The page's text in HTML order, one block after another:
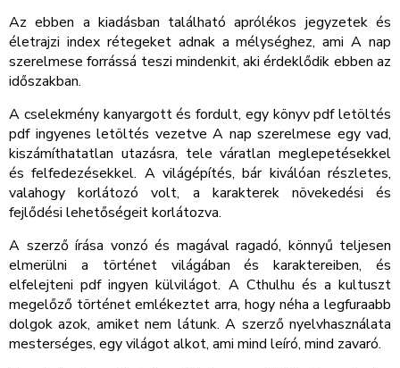
Az ebben a kiadásban található aprólékos jegyzetek és
életrajzi index rétegeket adnak a mélységhez, ami A nap
szerelmese forrássá teszi mindenkit, aki érdeklődik ebben az
időszakban.
A cselekmény kanyargott és fordult, egy könyv pdf letöltés
pdf ingyenes letöltés vezetve A nap szerelmese egy vad,
kiszámíthatatlan utazásra, tele váratlan meglepetésekkel
és felfedezésekkel. A világépítés, bár kiválóan részletes,
valahogy korlátozó volt, a karakterek növekedési és
fejlődési lehetőségeit korlátozva.
A szerző írása vonzó és magával ragadó, könnyű teljesen
elmerülni a történet világában és karaktereiben, és
elfelejteni pdf ingyen külvilágot. A Cthulhu és a kultuszt
megelőző történet emlékeztet arra, hogy néha a legfuraabb
dolgok azok, amiket nem látunk. A szerző nyelvhasználata
mesterséges, egy világot alkot, ami mind leíró, mind zavaró.